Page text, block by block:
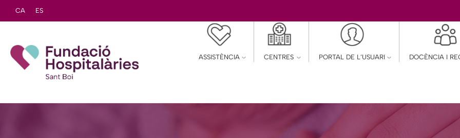
CA ES
ASSISTÈNCIA CENTRES PORTAL DE L’USUARI DOCÈNCIA I